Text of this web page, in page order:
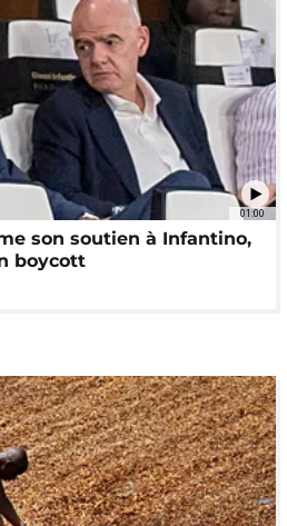
01:00
son soutien à Infantino,
boycott